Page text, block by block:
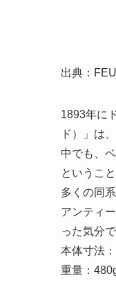
出典：
1893年に
ド）」は
中でも、
というこ
多くの同
アンティ
った気分で
本体寸法
重量：